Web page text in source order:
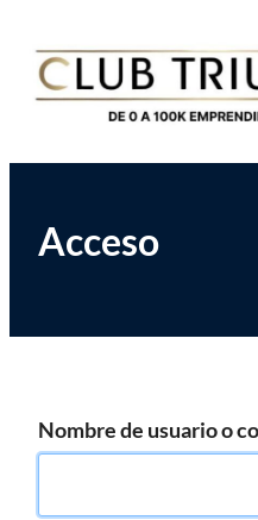
contenido
Club Triunfers
Acceso
Nombre de usuario o